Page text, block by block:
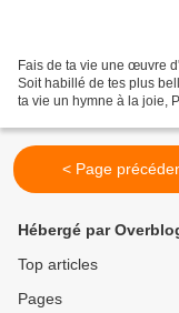
Fais de ta vie une œuvre
Soit habillé de tes plus
ta vie un hymne à la joie,
< Page
Hébergé par
Top articles
Pages